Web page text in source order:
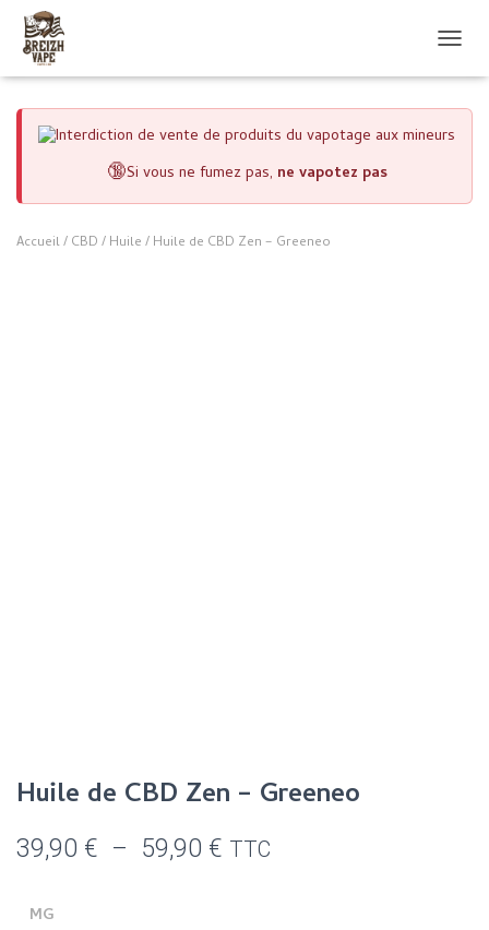
🔞Si vous ne fumez pas, ne vapotez pas
Accueil/ CBD / Huile / Huile de CBD Zen – Greeneo
Huile de CBD Zen – Greeneo
39,90 € – 59,90 € Plage
TTC
MG